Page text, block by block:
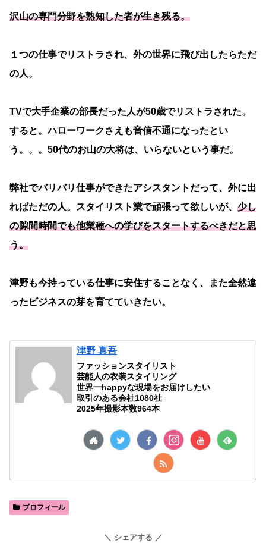
沢山の専門分野を熟知した者が生き残る。
１つの仕事でリストラされ、外の世界に飛び出したらただ
の人。
TVで大手企業の部長だった人が50歳でリストラされた。
すると。ハローワークさえも音信不通になったとい
う。。。50代のお山の大将は、いらないという事だ。
弊社でバリバリ仕事ができたアシスタントだって、外に出
ればただの人。スタイリスト業で頑張って欲しいが、 少し
の隙間時間でも他業種への学びをスタートするべきだと思
う。
津野も今持っている仕事に安住することなく、また全然違
ったビジネスの芽を育てていきたい。
津野 真吾
ファッションスタイリスト
芸能人の衣装スタイリング
世界一happyな現場をお届けしたい
取引のある会社1080社
2025年撮影本数964本
プロフィール
シェアする